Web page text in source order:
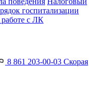
госпитализации
с ЛК
8 861 203-00-03 Скорая